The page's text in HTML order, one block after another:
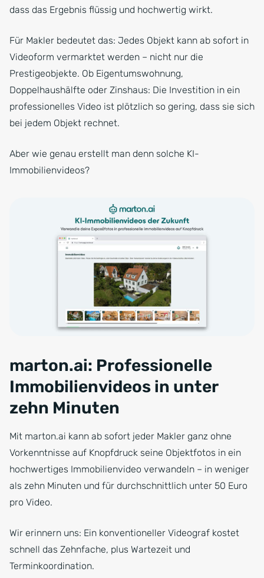
dass das Ergebnis flüssig und hochwertig wirkt.
Für Makler bedeutet das: Jedes Objekt kann ab sofort in
Videoform vermarktet werden – nicht nur die
Prestigeobjekte. Ob Eigentumswohnung,
Doppelhaushälfte oder Zinshaus: Die Investition in ein
professionelles Video ist plötzlich so gering, dass sie sich
bei jedem Objekt rechnet.
Aber wie genau erstellt man denn solche KI-
Immobilienvideos?
marton.ai: Professionelle
Immobilienvideos in unter
zehn Minuten
Mit marton.ai kann ab sofort jeder Makler ganz ohne
Vorkenntnisse auf Knopfdruck seine Objektfotos in ein
hochwertiges Immobilienvideo verwandeln – in weniger
als zehn Minuten und für durchschnittlich unter 50 Euro
pro Video.
Wir erinnern uns: Ein konventioneller Videograf kostet
schnell das Zehnfache, plus Wartezeit und
Terminkoordination.